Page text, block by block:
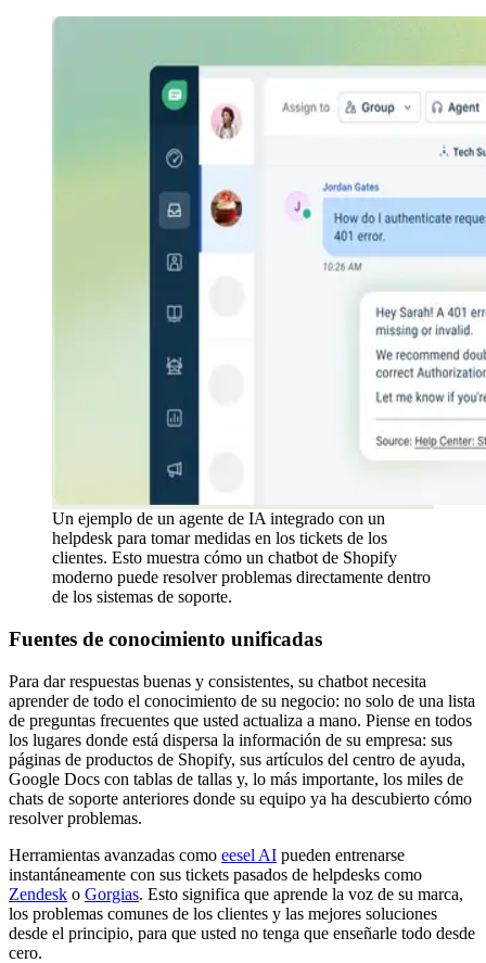
Un ejemplo de un agente de IA integrado con un
helpdesk para tomar medidas en los tickets de los
clientes. Esto muestra cómo un chatbot de Shopify
moderno puede resolver problemas directamente dentro
de los sistemas de soporte.
Fuentes de conocimiento unificadas
Para dar respuestas buenas y consistentes, su chatbot necesita
aprender de todo el conocimiento de su negocio: no solo de una lista
de preguntas frecuentes que usted actualiza a mano. Piense en todos
los lugares donde está dispersa la información de su empresa: sus
páginas de productos de Shopify, sus artículos del centro de ayuda,
Google Docs con tablas de tallas y, lo más importante, los miles de
chats de soporte anteriores donde su equipo ya ha descubierto cómo
resolver problemas.
Herramientas avanzadas como eesel AI pueden entrenarse
instantáneamente con sus tickets pasados de helpdesks como
Zendesk o Gorgias. Esto significa que aprende la voz de su marca,
los problemas comunes de los clientes y las mejores soluciones
desde el principio, para que usted no tenga que enseñarle todo desde
cero.